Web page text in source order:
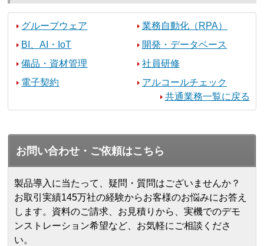
グループウェア
業務自動化（RPA）
BI、AI・IoT
開発・データベース
備品・資材管理
社員研修
電子契約
アルコールチェック
共通業務一覧に戻る
お問い合わせ・ご依頼はこちら
製品導入に当たって、疑問・質問はございませんか？
お取引実績145万社の経験からお客様のお悩みにお答え
します。 資料のご請求、お見積りから、実機でのデモ
ンストレーション希望など、お気軽にご相談くださ
い。